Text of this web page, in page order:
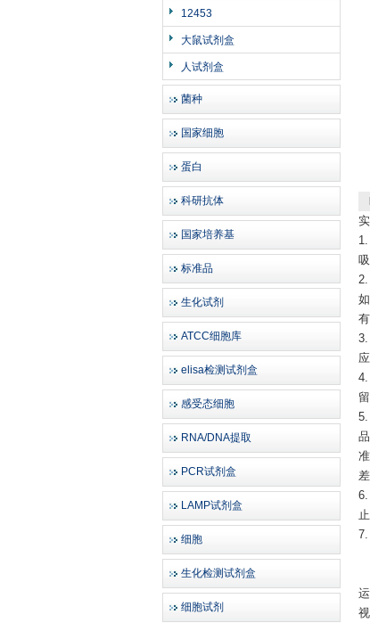
12453
大鼠试剂盒
人试剂盒
菌种
国家细胞
蛋白
科研抗体
国家培养基
标准品
生化试剂
ATCC细胞库
elisa检测试剂盒
感受态细胞
RNA/DNA提取
PCR试剂盒
LAMP试剂盒
细胞
生化检测试剂盒
细胞试剂
5.
6.